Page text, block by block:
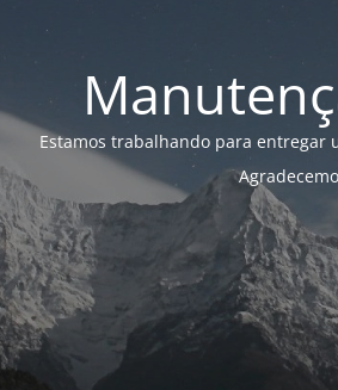
Estamos trabalhando para entregar